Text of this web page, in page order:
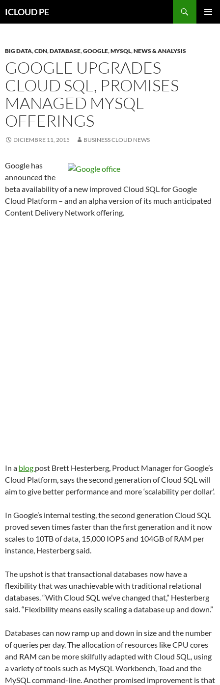
hacia
ICLOUD PE
BIG DATA,CDN,DATABASE,GOOGLE,MYSQL,NEWS & ANALYSIS
GOOGLE UPGRADES
CLOUD SQL, PROMISES
MANAGED MYSQL
OFFERINGS
DICIEMBRE 11, 2015 BUSINESS CLOUD NEWS
Google has
announced the
beta availability of a new improved Cloud SQL for Google
Cloud Platform – and an alpha version of its much anticipated
Content Delivery Network offering.
In a blog post Brett Hesterberg, Product Manager for Google’s
Cloud Platform, says the second generation of Cloud SQL will
aim to give better performance and more ‘scalability per dollar’.
In Google’s internal testing, the second generation Cloud SQL
proved seven times faster than the first generation and it now
scales to 10TB of data, 15,000 IOPS and 104GB of RAM per
instance, Hesterberg said.
The upshot is that transactional databases now have a
flexibility that was unachievable with traditional relational
databases. “With Cloud SQL we’ve changed that,” Hesterberg
said. “Flexibility means easily scaling a database up and down.”
Databases can now ramp up and down in size and the number
of queries per day. The allocation of resources like CPU cores
and RAM can be more skilfully adapted with Cloud SQL, using
a variety of tools such as MySQL Workbench, Toad and the
MySQL command-line. Another promised improvement is that